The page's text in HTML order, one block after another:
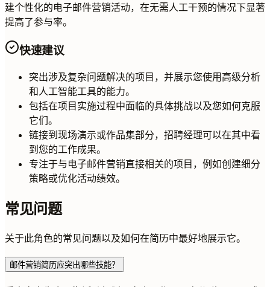
建个性化的电子邮件营销活动，在无需人工干预的情况下显著
提高了参与率。
快速建议
突出涉及复杂问题解决的项目，并展示您使用高级分析
和人工智能工具的能力。
包括在项目实施过程中面临的具体挑战以及您如何克服
它们。
链接到现场演示或作品集部分，招聘经理可以在其中看
到您的工作成果。
专注于与电子邮件营销直接相关的项目，例如创建细分
策略或优化活动绩效。
常见问题
关于此角色的常见问题以及如何在简历中最好地展示它。
邮件营销简历应突出哪些技能？